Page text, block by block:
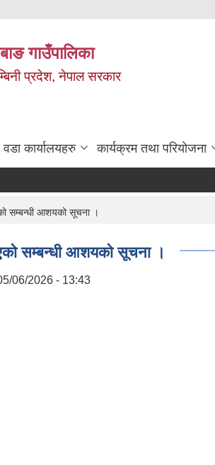
गाउँपालिका
प्रदेश, नेपाल सरकार
वडा कार्यालयहरु कार्यक्रम तथा परियोजना
सम्बन्धी आशयको सूचना ।
सम्बन्धी आशयको सूचना ।
06/2026 - 13:43